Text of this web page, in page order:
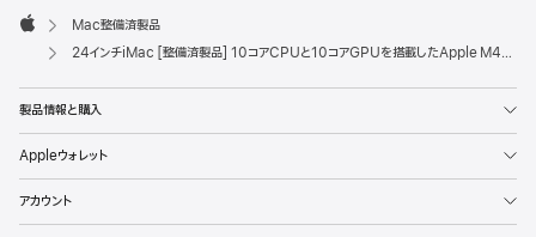
Apple
Mac整備済製品
24インチiMac [整備済製品] 10コアCPUと10コアGPUを搭載したApple M4チップ、ギガビットEthernet - ブルー
製品情報と購入
Appleウォレット
アカウント